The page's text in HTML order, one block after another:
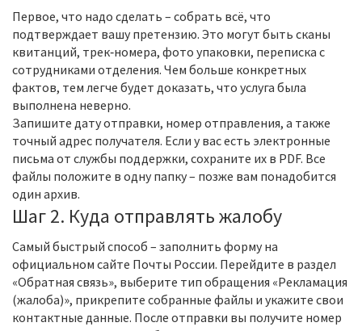
Первое, что надо сделать – собрать всё, что
подтверждает вашу претензию. Это могут быть сканы
квитанций, трек‑номера, фото упаковки, переписка с
сотрудниками отделения. Чем больше конкретных
фактов, тем легче будет доказать, что услуга была
выполнена неверно.
Запишите дату отправки, номер отправления, а также
точный адрес получателя. Если у вас есть электронные
письма от службы поддержки, сохраните их в PDF. Все
файлы положите в одну папку – позже вам понадобится
один архив.
Шаг 2. Куда отправлять жалобу
Самый быстрый способ – заполнить форму на
официальном сайте Почты России. Перейдите в раздел
«Обратная связь», выберите тип обращения «Рекламация
(жалоба)», прикрепите собранные файлы и укажите свои
контактные данные. После отправки вы получите номер